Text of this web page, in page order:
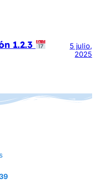
1.2.3
5 julio,
2025